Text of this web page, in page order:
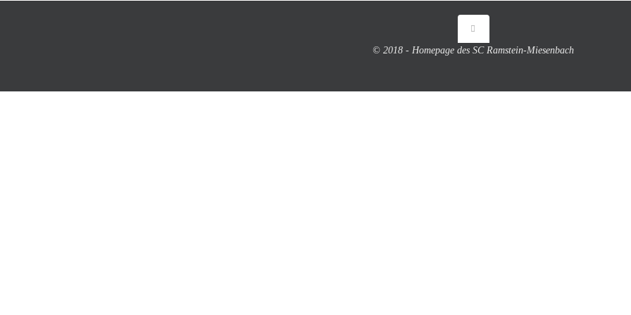
© 2018 - Homepage des SC Ramstein-Miesenbach